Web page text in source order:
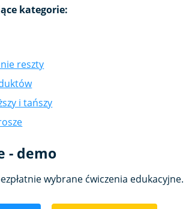
kategorie:
reszty
i tańszy
- demo
wybrane ćwiczenia edukacyjne.